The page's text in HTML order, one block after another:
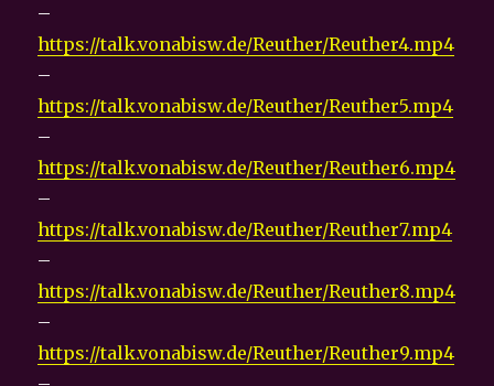
–
https://talk.vonabisw.de/Reuther/Reuther4.mp4
–
https://talk.vonabisw.de/Reuther/Reuther5.mp4
–
https://talk.vonabisw.de/Reuther/Reuther6.mp4
–
https://talk.vonabisw.de/Reuther/Reuther7.mp4
–
https://talk.vonabisw.de/Reuther/Reuther8.mp4
–
https://talk.vonabisw.de/Reuther/Reuther9.mp4